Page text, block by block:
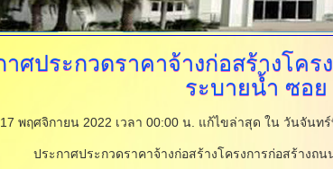
าศประกวดราคาจ้างก่อสร้างโค
ระบายน้ำ ซอ
พฤศจิกายน 2022 เวลา 00:00 น. แก้ไขล่าสุด ใน วันจันทร์
ประกาศประกวดราคาจ้างก่อสร้างโครงการก่อสร้าง